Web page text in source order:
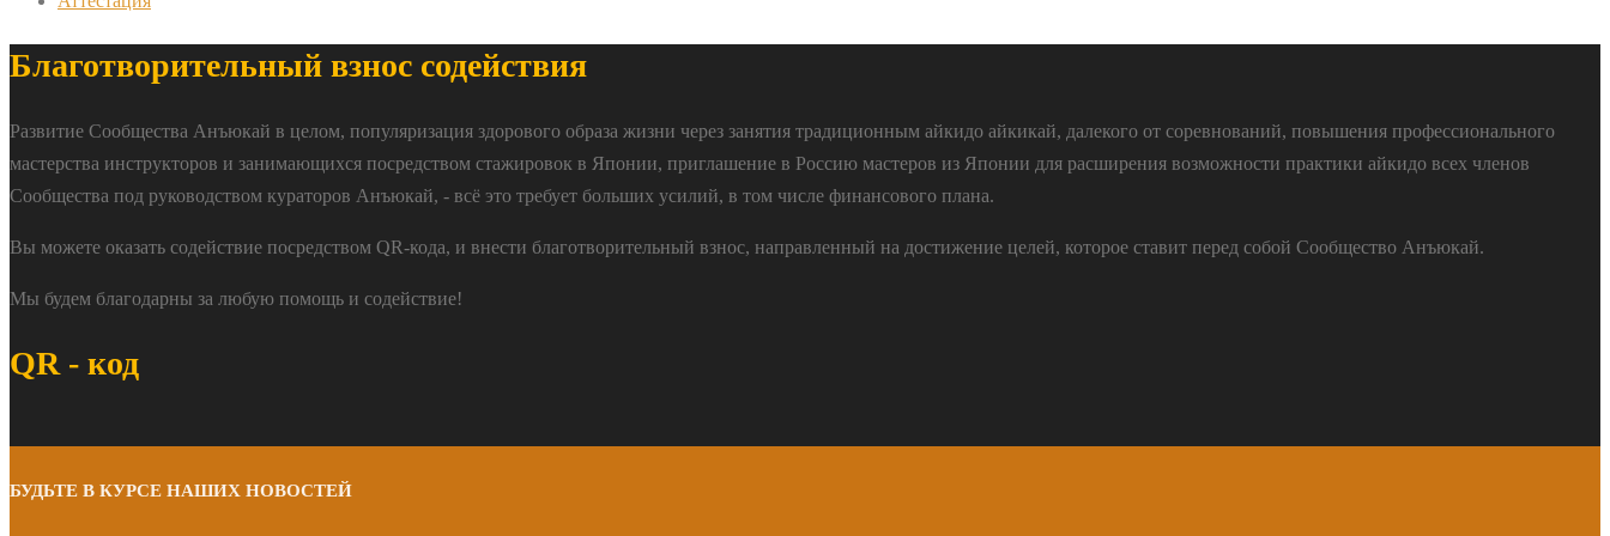
Благотворительный взнос содействия
Развитие Сообщества Анъюкай в целом, популяризация здорового образа жизни через занятия традиционным айкидо айкикай, далекого от соревнований, повышения профессионального
мастерства инструкторов и занимающихся посредством стажировок в Японии, приглашение в Россию мастеров из Японии для расширения возможности практики айкидо всех членов
Сообщества под руководством кураторов Анъюкай, - всё это требует больших усилий, в том числе финансового плана.
Вы можете оказать содействие посредством QR-кода, и внести благотворительный взнос, направленный на достижение целей, которое ставит перед собой Сообщество Анъюкай.
Мы будем благодарны за любую помощь и содействие!
QR - код
БУДЬТЕ В КУРСЕ НАШИХ НОВОСТЕЙ